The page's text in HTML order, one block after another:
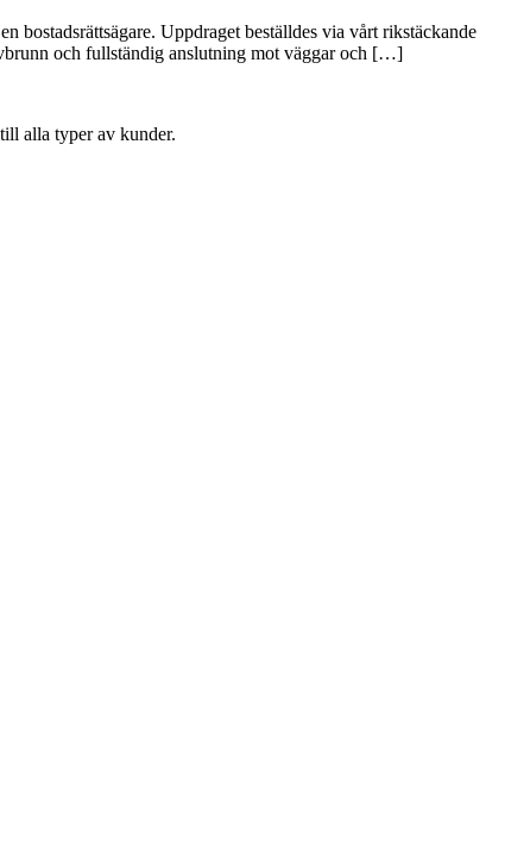
bostadsrättsägare. Uppdraget beställdes via vårt rikstäckande
och fullständig anslutning mot väggar och […]
alla typer av kunder.